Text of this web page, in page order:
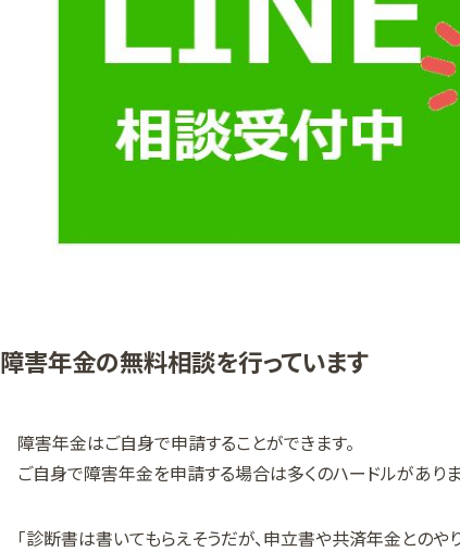
障害年金の無料相談を行っています
障害年金はご自身で申請することができます。
ご自身で障害年金を申請する場合は多くのハードルがありま
「診断書は書いてもらえそうだが、申立書や共済年金との